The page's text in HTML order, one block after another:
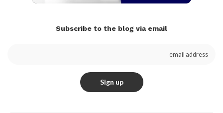
Subscribe to the blog via email